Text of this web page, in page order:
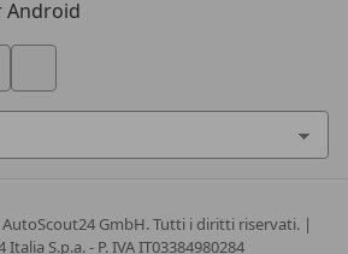
Android
GmbH. Tutti i diritti riservati. |
S.p.a. - P. IVA IT03384980284